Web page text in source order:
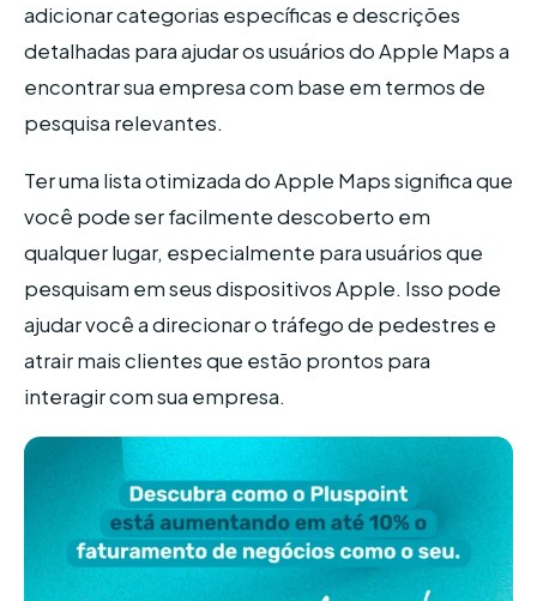
adicionar categorias específicas e descrições
detalhadas para ajudar os usuários do Apple Maps a
encontrar sua empresa com base em termos de
pesquisa relevantes.
Ter uma lista otimizada do Apple Maps significa que
você pode ser facilmente descoberto em
qualquer lugar, especialmente para usuários que
pesquisam em seus dispositivos Apple. Isso pode
ajudar você a direcionar o tráfego de pedestres e
atrair mais clientes que estão prontos para
interagir com sua empresa.